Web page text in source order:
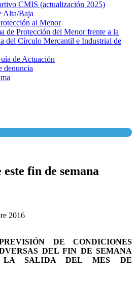
CMIS (actualización 2025)
Alta/Baja
al Menor
de Protección del Menor frente a la
del Círculo Mercantil e Industrial de
de Actuación
denuncia
fin de semana
2016
DE CONDICIONES
DEL FIN DE SEMANA
LA SALIDA DEL MES DE